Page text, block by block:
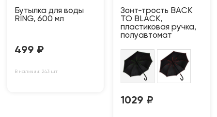
Бутылка для воды
RING, 600 мл
499 ₽
В наличии: 243 шт
Зонт-трость BACK
TO BLACK,
пластиковая ручка,
полуавтомат
1029 ₽